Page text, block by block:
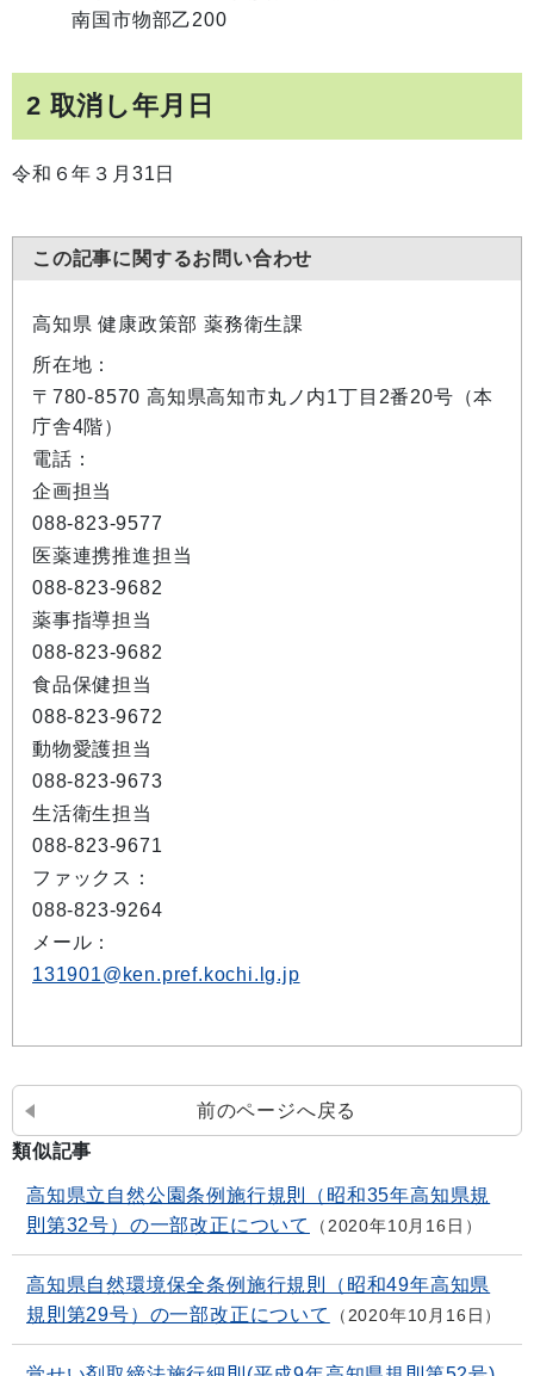
南国市物部乙200
2 取消し年月日
令和６年３月31日
この記事に関するお問い合わせ
高知県 健康政策部 薬務衛生課
所在地：
〒780-8570 高知県高知市丸ノ内1丁目2番20号（本
庁舎4階）
電話：
企画担当
088-823-9577
医薬連携推進担当
088-823-9682
薬事指導担当
088-823-9682
食品保健担当
088-823-9672
動物愛護担当
088-823-9673
生活衛生担当
088-823-9671
ファックス：
088-823-9264
メール：
131901@ken.pref.kochi.lg.jp
前のページへ戻る
類似記事
高知県立自然公園条例施行規則（昭和35年高知県規
則第32号）の一部改正について
2020年10月16日
高知県自然環境保全条例施行規則（昭和49年高知県
規則第29号）の一部改正について
2020年10月16日